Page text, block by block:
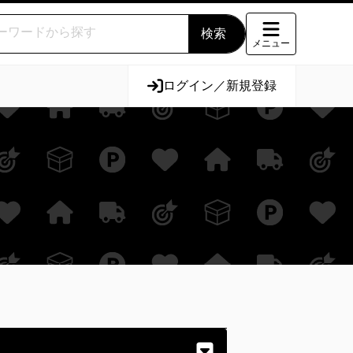
メニュー
ログイン／新規登録